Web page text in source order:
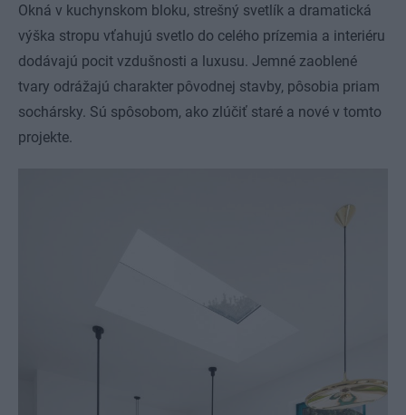
Okná v kuchynskom bloku, strešný svetlík a dramatická
výška stropu vťahujú svetlo do celého prízemia a interiéru
dodávajú pocit vzdušnosti a luxusu. Jemné zaoblené
tvary odrážajú charakter pôvodnej stavby, pôsobia priam
sochársky. Sú spôsobom, ako zlúčiť staré a nové v tomto
projekte.